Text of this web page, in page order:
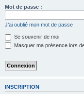
Mot de passe :
J’ai oublié mon mot de passe
Se souvenir de moi
Masquer ma présence lors
INSCRIPTION